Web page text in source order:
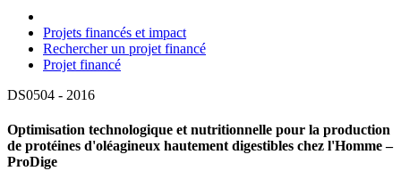
Projets financés et impact
Rechercher un projet financé
Projet financé
DS0504 - 2016
Optimisation technologique et nutritionnelle pour la production
de protéines d'oléagineux hautement digestibles chez l'Homme –
ProDige